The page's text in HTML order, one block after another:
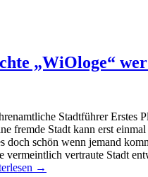
„WiOloge“
Stadtführer Erstes
fremde Stadt kann erst
doch schön wenn jemand
vermeintlich vertraute Stadt
→